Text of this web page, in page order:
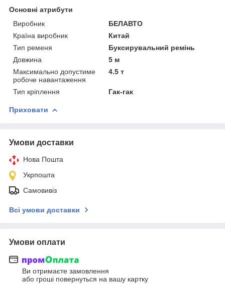
Основні атрибути
Виробник
БЕЛАВТО
Країна виробник
Китай
Тип ременя
Буксирувальний ремінь
Довжина
5 м
Максимально допустиме
робоче навантаження
4.5 т
Тип кріплення Гак-гак
Приховати
Умови доставки
Нова Пошта
Укрпошта
Самовивіз
Всі умови доставки
Умови оплати
Ви отримаєте замовлення
або гроші повернуться на вашу картку